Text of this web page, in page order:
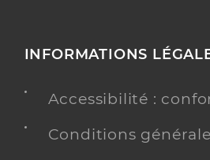
INFORMATIONS
Accessibilité :
Conditions